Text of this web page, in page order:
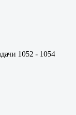
1052 - 1054